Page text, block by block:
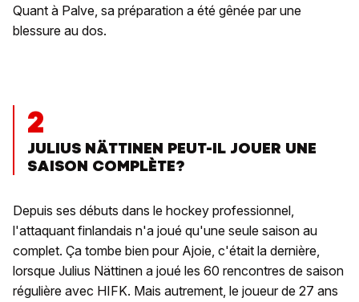
Quant à Palve, sa préparation a été gênée par une
blessure au dos.
2
JULIUS NÄTTINEN PEUT-IL JOUER UNE
SAISON COMPLÈTE?
Depuis ses débuts dans le hockey professionnel,
l'attaquant finlandais n'a joué qu'une seule saison au
complet. Ça tombe bien pour Ajoie, c'était la dernière,
lorsque Julius Nättinen a joué les 60 rencontres de saison
régulière avec HIFK. Mais autrement, le joueur de 27 ans